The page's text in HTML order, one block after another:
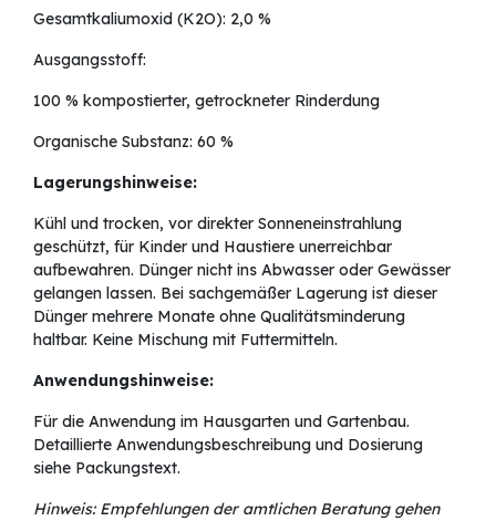
Gesamtkaliumoxid (K2O): 2,0 %
Ausgangsstoff:
100 % kompostierter, getrockneter Rinderdung
Organische Substanz: 60 %
Lagerungshinweise:
Kühl und trocken, vor direkter Sonneneinstrahlung
geschützt, für Kinder und Haustiere unerreichbar
aufbewahren. Dünger nicht ins Abwasser oder Gewässer
gelangen lassen. Bei sachgemäßer Lagerung ist dieser
Dünger mehrere Monate ohne Qualitätsminderung
haltbar. Keine Mischung mit Futtermitteln.
Anwendungshinweise:
Für die Anwendung im Hausgarten und Gartenbau.
Detaillierte Anwendungsbeschreibung und Dosierung
siehe Packungstext.
Hinweis: Empfehlungen der amtlichen Beratung gehen